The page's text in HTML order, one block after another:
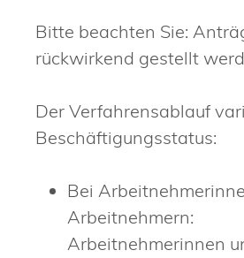
Bitte beachten Sie:
rückwirkend gestellt
Der Verfahrensablauf
Beschäftigungsstatus:
Bei
Arbeitnehmern:
Arbeitnehmerinnen